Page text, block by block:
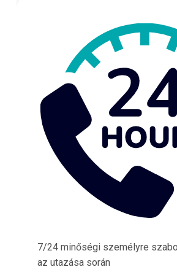
7/24 minőségi személyre
az utazása során